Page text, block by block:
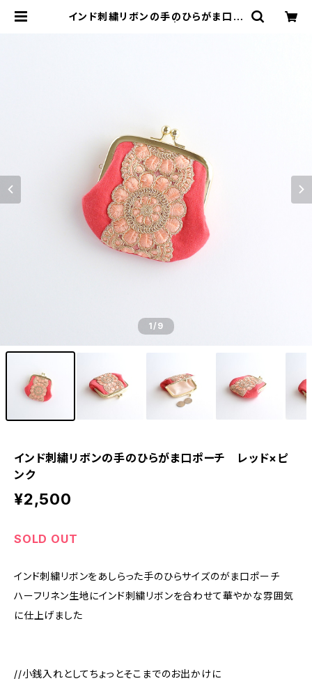
インド刺繍リボンの手のひらがま口ポ
1/9
インド刺繍リボンの手のひらがま口ポーチ レッド×ピ
ンク
¥2,500
SOLD OUT
インド刺繍リボンをあしらった手のひらサイズのがま口ポーチ
ハーフリネン生地にインド刺繍リボンを合わせて華やかな雰囲気
に仕上げました
//小銭入れとしてちょっとそこまでのお出かけに